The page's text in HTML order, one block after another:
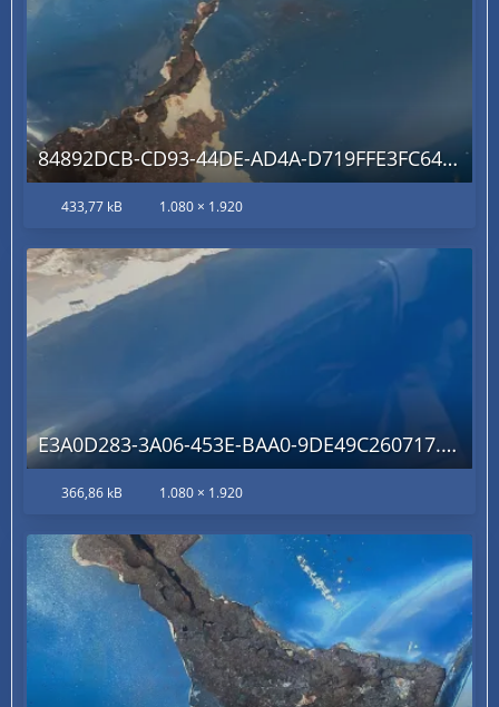
84892DCB-CD93-44DE-AD4A-D719FFE3FC64.jpg
433,77 kB 1.080 × 1.920
E3A0D283-3A06-453E-BAA0-9DE49C260717.jpg
366,86 kB 1.080 × 1.920